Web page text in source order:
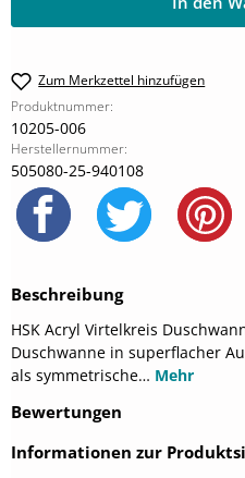
Zum Merkzettel hinzufügen
Produktnummer:
10205-006
Herstellernummer:
505080-25-940108
Beschreibung
HSK Acryl Virtelkreis
Duschwanne in superflacher
als symmetrische… Mehr
Bewertungen
Informationen zur